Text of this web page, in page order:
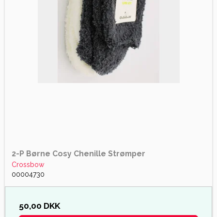
2-P Børne Cosy Chenille Strømper
Crossbow
00004730
50,00 DKK